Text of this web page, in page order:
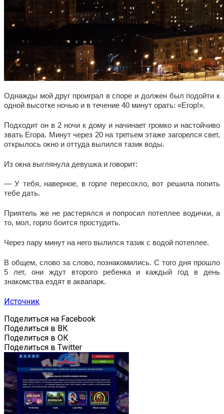
Однажды мой друг проиграл в споре и должен был подойти к
одной высотке ночью и в течение 40 минут орать: «Егор!».
Подходит он в 2 ночи к дому и начинает громко и настойчиво
звать Егора. Минут через 20 на третьем этаже загорелся свет,
открылось окно и оттуда вылился тазик воды.
Из окна выглянула девушка и говорит:
— У тебя, наверное, в горле пересохло, вот решила попить
тебе дать.
Приятель же не растерялся и попросил потеплее водички, а
то, мол, горло боится простудить.
Через пару минут на него вылился тазик с водой потеплее.
В общем, слово за слово, познакомились. С того дня прошло
5 лет, они ждут второго ребенка и каждый год в день
знакомства ездят в аквапарк.
Источник
Поделиться на Facebook
Поделиться в ВК
Поделиться в ОК
Поделиться в Twitter